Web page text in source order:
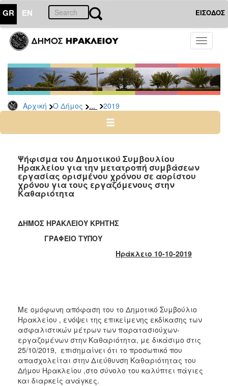
GR EN ΕΙΣΟΔΟΣ
Toggle
Αρχική Ο Δήμος ... 2019
ΔΗΜΟΣ
Δελτία
Τύπου
Αρχείο
2026
2024
2022
2021
2020
2018
2017
2012
2011
2010
2006
Ψήφισμα του Δημοτικού Συμβουλίου
Ηρακλείου για την μετατροπή συμβάσεων
εργασίας ορισμένου χρόνου σε αορίστου
χρόνου για τους εργαζόμενους στην
Kαθαριότητα
ΔΗΜΟΣ ΗΡΑΚΛΕΙΟΥ ΚΡΗΤΗΣ
ΓΡΑΦΕΙΟ ΤΥΠΟΥ
Ηράκλειο 10-10-2019
Με ομόφωνη απόφαση του το Δημοτικό Συμβούλιο
Ηρακλείου , ενόψει της επικείμενης εκδίκασης των
ασφαλιστικών μέτρων των παρατασιούχων-
εργαζομένων στην Kαθαριότητα, με δικάσιμο στις
25/10/2019, επισημαίνει ότι το προσωπικό που
απασχολείται στην Διεύθυνση Καθαριότητας του
Δήμου Ηρακλείου ,στο σύνολο του καλύπτει πάγιες
και διαρκείς ανάγκες.